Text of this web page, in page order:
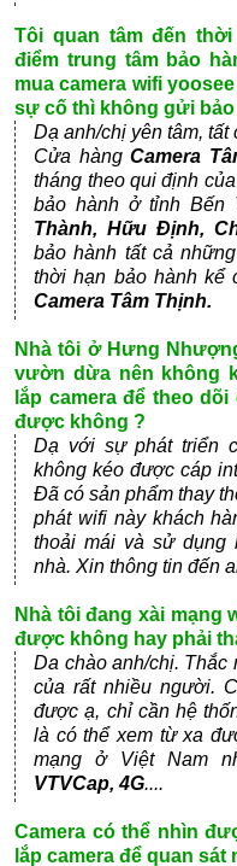
Tôi quan tâm đến
điểm trung tâm bảo
mua camera wifi
sự cố thì không gửi
Dạ anh/chị yên tâm,
Cửa hàngCamera
tháng theo qui định
bảo hành ở tỉnh
Thành, Hữu Định,
bảo hành tất cả
thời hạn bảo hành kể
Camera Tâm Thịnh.
Nhà tôi ở Hưng
vườn dừa nên không
lắp camera để theo
được không ?
Dạ với sự phát triển
không kéo được cáp
Đã có sản phẩm thay
phát wifi này khách
thoải mái và sử dụng
nhà. Xin thông tin đến
Nhà tôi đang xài mạng
được không hay phải
Da chào anh/chị. Thắc
của rất nhiều người.
được ạ, chỉ cần hệ
là có thể xem từ xa
mạng ở Việt Nam
VTVCap, 4G....
Camera có thể nhìn
lắp camera để quan sát